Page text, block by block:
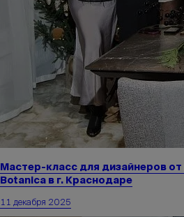
Мастер-класс для дизайнеров
Botanica в г. Краснодаре
11 декабря 2025